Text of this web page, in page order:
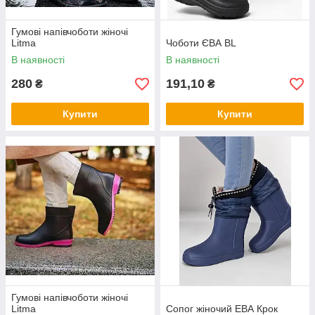
Гумові напівчоботи жіночі
Litma
В наявності
280 ₴
Купити
Чоботи ЄВА BL
В наявності
191,10 ₴
Купити
Гумові напівчоботи жіночі
Litma
Сопог жіночий ЕВА Крок